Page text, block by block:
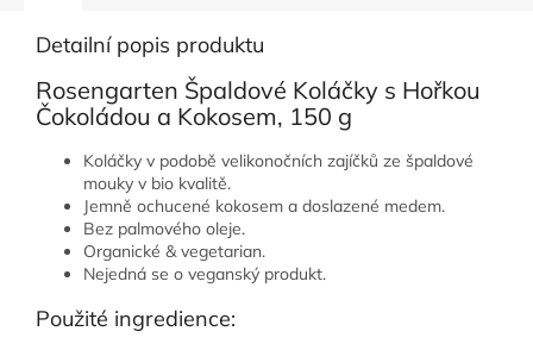
Detailní popis produktu
Rosengarten Špaldové Koláčky s Hořkou
Čokoládou a Kokosem, 150 g
Koláčky v podobě velikonočních zajíčků ze špaldové
mouky v bio kvalitě.
Jemně ochucené kokosem a doslazené medem.
Bez palmového oleje.
Organické & vegetarian.
Nejedná se o veganský produkt.
Použité ingredience: